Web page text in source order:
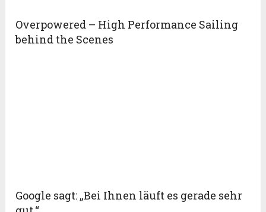
Overpowered – High Performance Sailing
behind the Scenes
Google sagt: „Bei Ihnen läuft es gerade sehr